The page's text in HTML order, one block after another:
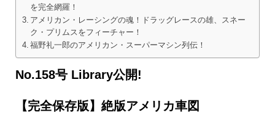
を完全網羅！
アメリカン・レーシングの魂！ドラッグレースの雄、スネー
ク・プリムスをフィーチャー！
福野礼一郎のアメリカン・スーパーマシン列伝！
No.158号 Library公開!
【完全保存版】絶版アメリカ車図